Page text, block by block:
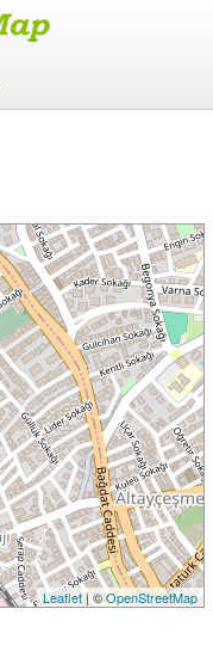
Leaflet| ©OpenStreetMap